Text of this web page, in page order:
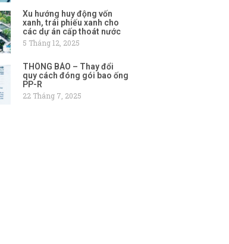
Xu hướng huy động vốn
xanh, trái phiếu xanh cho
các dự án cấp thoát nước
5 Tháng 12, 2025
THÔNG BÁO – Thay đổi
quy cách đóng gói bao ống
PP-R
22 Tháng 7, 2025